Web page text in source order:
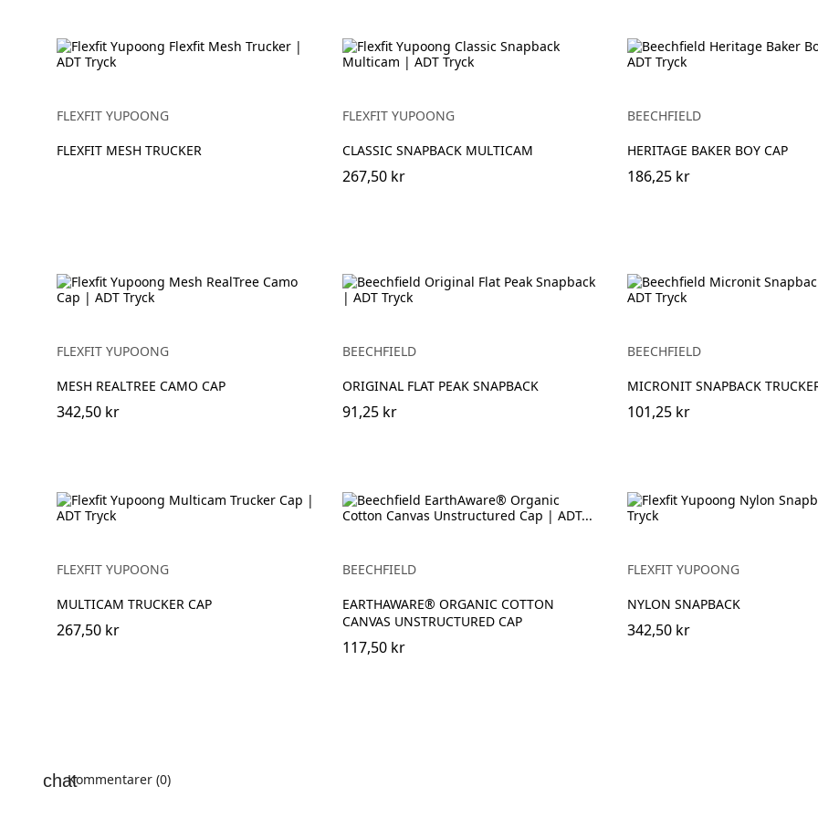
FLEXFIT YUPOONG
FLEXFIT MESH TRUCKER
FLEXFIT YUPOONG
CLASSIC SNAPBACK MULTICAM
267,50 kr
BEECHFIELD
HERITAGE BAKER BOY CAP
186,25 kr
FLEXFIT YUPOONG
MESH REALTREE CAMO CAP
342,50 kr
BEECHFIELD
ORIGINAL FLAT PEAK SNAPBACK
91,25 kr
BEECHFIELD
MICRONIT SNAPBACK
101,25 kr
FLEXFIT YUPOONG
MULTICAM TRUCKER CAP
267,50 kr
BEECHFIELD
EARTHAWARE® ORGANIC COTTON
CANVAS UNSTRUCTURED CAP
117,50 kr
FLEXFIT YUPOONG
NYLON SNAPBACK
342,50 kr
Kommentarer (0)